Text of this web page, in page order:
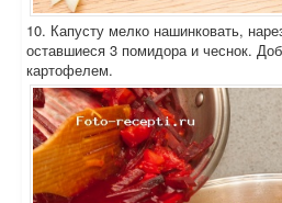
10. Капусту мелко нашинковать,
оставшиеся 3 помидора и чеснок.
картофелем.